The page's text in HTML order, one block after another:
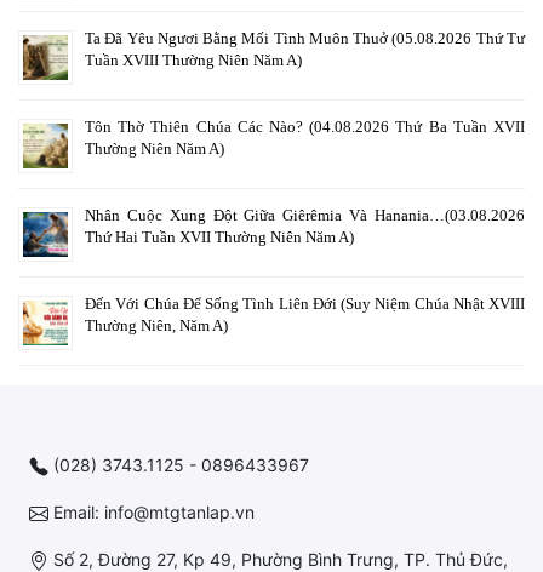
Ta Đã Yêu Ngươi Bằng Mối Tình Muôn Thuở (05.08.2026 Thứ Tư
Tuần XVIII Thường Niên Năm A)
Tôn Thờ Thiên Chúa Các Nào? (04.08.2026 Thứ Ba Tuần XVII
Thường Niên Năm A)
Nhân Cuộc Xung Đột Giữa Giêrêmia Và Hanania…(03.08.2026
Thứ Hai Tuần XVII Thường Niên Năm A)
Đến Với Chúa Để Sống Tình Liên Đới (Suy Niệm Chúa Nhật XVIII
Thường Niên, Năm A)
(028) 3743.1125 - 0896433967
Email: info@mtgtanlap.vn
Số 2, Đường 27, Kp 49, Phường Bình Trưng, TP. Thủ Đức,